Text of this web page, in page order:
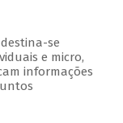
se
e micro,
informações